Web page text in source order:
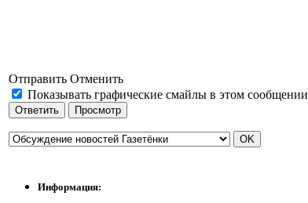
Отправить Отменить
Показывать графические смайлы в этом сообщении
Информация: